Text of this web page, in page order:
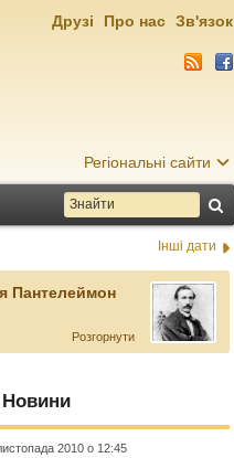
Регіональні сайти
Друзі Про нас Зв'язок
Інші дати
Пантелеймон
Розгорнути
Новини
2010 о 12:45